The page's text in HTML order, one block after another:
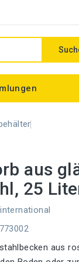
aus
25
aus